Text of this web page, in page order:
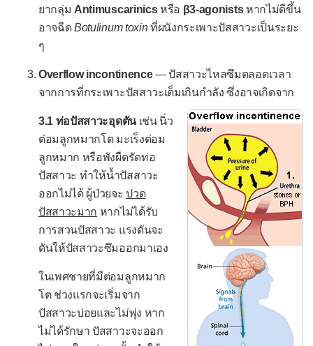
หลั่งแห้ง
ถุงอัณฑะบวม
-- เฉพาะสตรี --
บกพร่องทางเพศ
ปัญหารอบเดือน
รอบเดือนแรกไม่มา
รอบเดือนขาดหายไป
รอบเดือนไม่สม่ำเสมอ
ปวดประจำเดือน
กลุ่มอาการวัยทอง
เลือดออกหลังวัยหมดระดู
ยากลุ่ม Antimuscarinicsหรือ β3-agonistsหากไม่ดีขึ้น
อาจฉีดBotulinum toxinที่ผนังกระเพาะปัสสาวะเป็นระยะ
ๆ
Overflow incontinence— ปัสสาวะไหลซึมตลอดเวลา
จากการที่กระเพาะปัสสาวะเต็มเกินกำลัง ซึ่งอาจเกิดจาก
3.1 ท่อปัสสาวะอุดตันเช่น นิ่ว
ต่อมลูกหมากโต มะเร็งต่อม
ลูกหมาก หรือพังผืดรัดท่อ
ปัสสาวะ ทำให้น้ำปัสสาวะ
ออกไม่ได้ ผู้ป่วยจะปวด
ปัสสาวะมาก หากไม่ได้รับ
การสวนปัสสาวะ แรงดันจะ
ดันให้ปัสสาวะซึมออกมาเอง
ในเพศชายที่มีต่อมลูกหมาก
โต ช่วงแรกจะเริ่มจาก
ปัสสาวะบ่อยและไม่พุ่ง หาก
ไม่ได้รักษา ปัสสาวะจะออก